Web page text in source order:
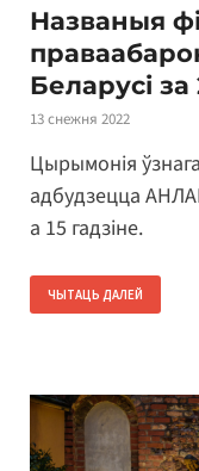
Названыя
Беларусі за
13 снежня 2022
Цырымонія
адбудзецца
а 15 гадзіне.
ЧЫТАЦЬ ДАЛЕЙ